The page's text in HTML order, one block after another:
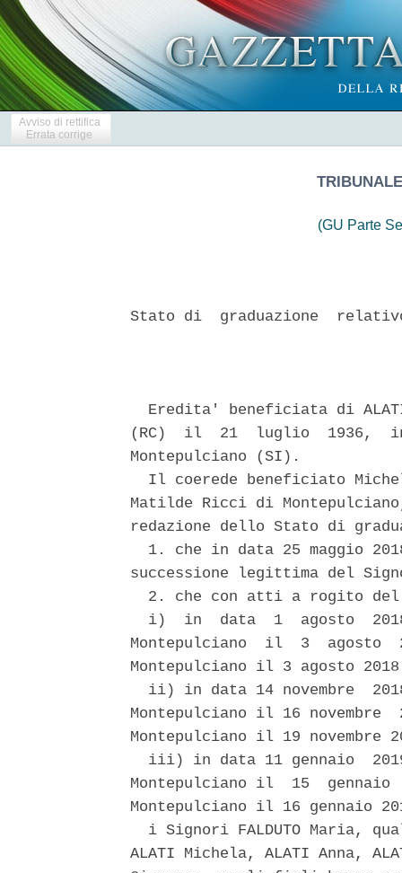
Avviso di rettifica
Errata corrige
(GU Parte
Stato di  graduazione
Eredita' beneficiata di
(RC)  il  21  luglio  1936,
Montepulciano (SI).
Il coerede beneficiato
Matilde Ricci di
redazione dello Stato di
1. che in data 25 maggio
successione legittima del
2. che con atti a rogito
i)  in  data  1  agosto
Montepulciano  il  3
Montepulciano il 3 agosto
ii) in data 14 novembre
Montepulciano il 16
Montepulciano il 19
iii) in data 11 gennaio
Montepulciano il  15
Montepulciano il 16 gennaio
i Signori FALDUTO Maria,
ALATI Michela, ALATI Anna,